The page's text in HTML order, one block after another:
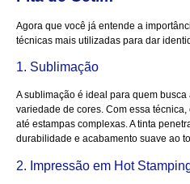
Agora que você já entende a
técnicas mais utilizadas para dar
1. Sublimação
A sublimação é ideal para quem
variedade de cores. Com essa
até estampas complexas. A tinta
durabilidade e acabamento suave ao
2. Impressão em Hot